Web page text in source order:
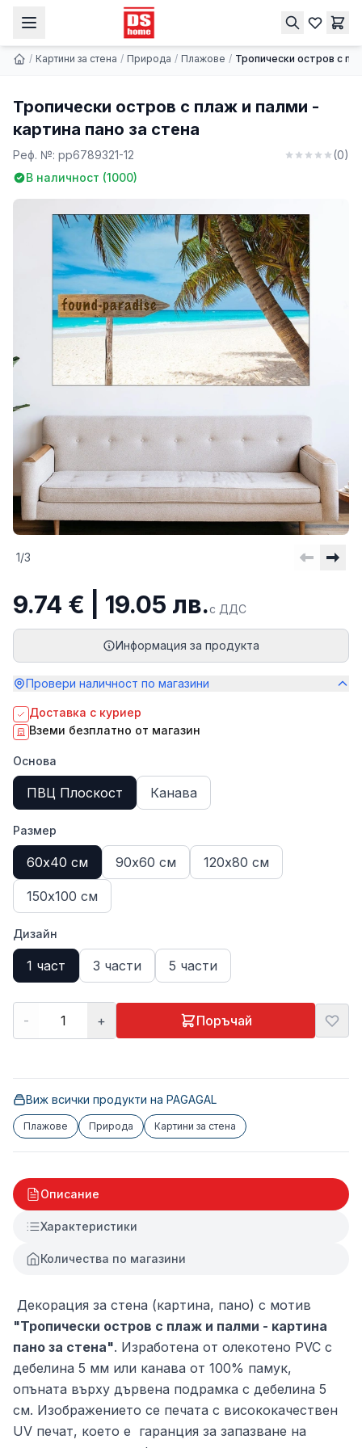
/ Картини за стена / Природа / Плажове / Тропически остров с
Тропически остров с плаж и палми -
картина пано за стена
Реф. №: pp6789321-12 (0)
В наличност (1000)
1/3
9.74 € | 19.05 лв.с ДДС
Информация за продукта
Провери наличност по магазини
Доставка с куриер
Вземи безплатно от магазин
Основа
ПВЦ Плоскост Канава
Размер
60х40 см 90х60 см 120х80 см
150х100 см
Дизайн
1 част 3 части 5 части
- + Поръчай
Виж всички продукти на PAGAGAL
Плажове Природа Картини за стена
Описание
Характеристики
Количества по магазини
Декорация за стена (картина, пано) с мотив
"Тропически остров с плаж и палми - картина
пано за стена". Изработена от олекотено PVC с
дебелина 5 мм или канава от 100% памук,
опъната върху дървена подрамка с дебелина 5
см. Изображението се печата с висококачествен
UV печат, което е гаранция за запазване на
9.74 € | 19.05 лв. Купи